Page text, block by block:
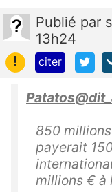
Publié par
13h24
!
citer
850
payerait
millions € à